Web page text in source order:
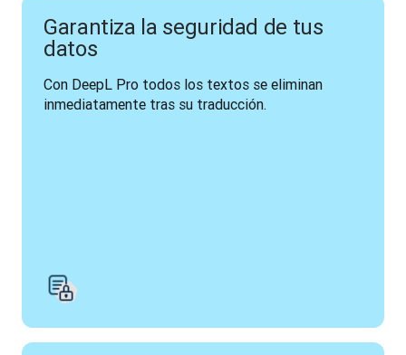
Garantiza la seguridad de tus
datos
Con DeepL Pro todos los textos se eliminan
inmediatamente tras su traducción.